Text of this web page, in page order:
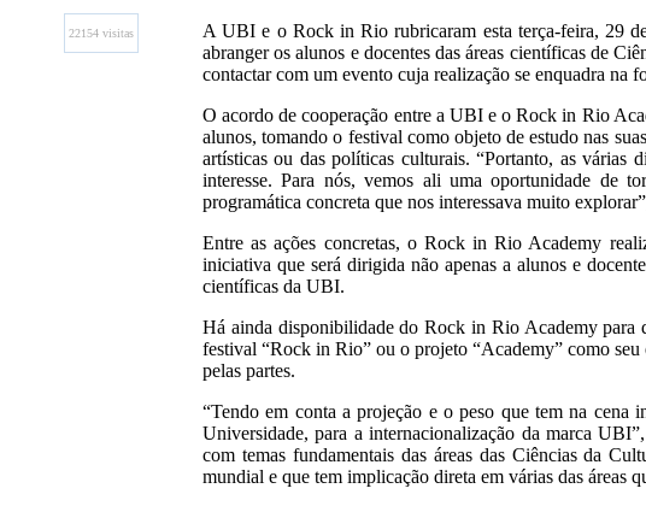
22154 visitas
A UBI e o Rock in Rio rubricaram esta terça-feira, 29
abranger os alunos e docentes das áreas científicas de
contactar com um evento cuja realização se enquadra
O acordo de cooperação entre a UBI e o Rock in Rio
alunos, tomando o festival como objeto de estudo nas
artísticas ou das políticas culturais. “Portanto, as várias
interesse. Para nós, vemos ali uma oportunidade de
programática concreta que nos interessava muito
Entre as ações concretas, o Rock in Rio Academy
iniciativa que será dirigida não apenas a alunos e
científicas da UBI.
Há ainda disponibilidade do Rock in Rio Academy para
festival “Rock in Rio” ou o projeto “Academy” como seu
pelas partes.
“Tendo em conta a projeção e o peso que tem na
Universidade, para a internacionalização da marca
com temas fundamentais das áreas das Ciências da
mundial e que tem implicação direta em várias das áreas